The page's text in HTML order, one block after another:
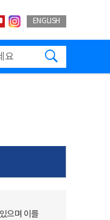
로그
스북
유투브인스타그랩
ENGLISH
으며 이를